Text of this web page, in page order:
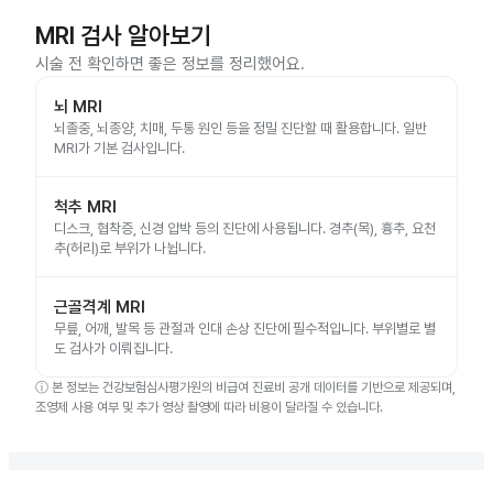
MRI 검사 알아보기
시술 전 확인하면 좋은 정보를 정리했어요.
뇌 MRI
뇌졸중, 뇌종양, 치매, 두통 원인 등을 정밀 진단할 때 활용합니다. 일반
MRI가 기본 검사입니다.
척추 MRI
디스크, 협착증, 신경 압박 등의 진단에 사용됩니다. 경추(목), 흉추, 요천
추(허리)로 부위가 나뉩니다.
근골격계 MRI
무릎, 어깨, 발목 등 관절과 인대 손상 진단에 필수적입니다. 부위별로 별
도 검사가 이뤄집니다.
ⓘ 본 정보는 건강보험심사평가원의 비급여 진료비 공개 데이터를 기반으로 제공되며,
조영제 사용 여부 및 추가 영상 촬영에 따라 비용이 달라질 수 있습니다.